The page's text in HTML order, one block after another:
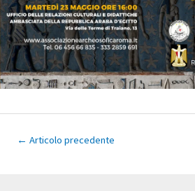
Navigazione
← Articolo precedente